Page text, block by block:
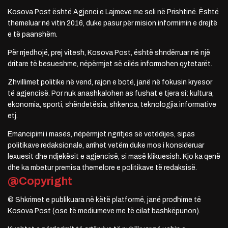
Kosova Post është Agjenci e Lajmeve me seli në Prishtinë. Është
themeluar në vitin 2016, duke pasur për mision informimin e drejtë
e të paanshëm.
Për rrjedhojë, prej vitesh, Kosova Post, është shndërruar në një
dritare të besueshme, nëpërmjet së cilës informohen qytetarët.
Zhvillimet politike në vend, rajon e botë, janë në fokusin kryesor
të agjencisë. Por nuk anashkalohen as fushat e tjera si: kultura,
ekonomia, sporti, shëndetësia, shkenca, teknologjia informative
etj.
Emancipimi i masës, nëpërmjet ngritjes së vetëdijes, sipas
politikave redaksionale, arrihet vetëm duke mos i konsideruar
lexuesit dhe ndjekësit e agjencisë, si masë klikuesish. Kjo ka qenë
dhe ka mbetur premisa themelore e politikave të redaksisë.
@Copyright
© Shkrimet e publikuara në këtë platformë, janë prodhime të
Kosova Post (ose të mediumeve me të cilat bashkëpunon).